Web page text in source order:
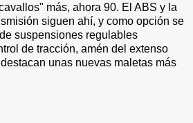
más, ahora 90. El ABS y la
siguen ahí, y como opción se
suspensiones regulables
de tracción, amén del extenso
unas nuevas maletas más